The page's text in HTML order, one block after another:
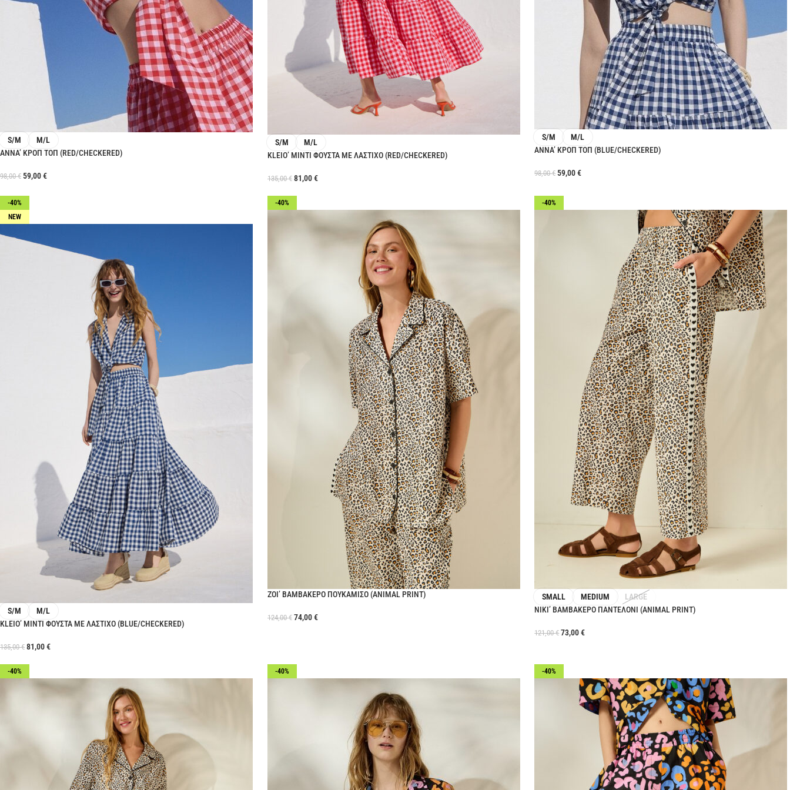
S/M
M/L
ANNA’ ΚΡΟΠ ΤΟΠ (RED/CHECKERED)
98,00€ 59,00€
S/M
M/L
KLEIO’ ΜΙΝΤΙ ΦΟΥΣΤΑ ΜΕ ΛΑΣΤΙΧΟ (RED/CHECKERED)
135,00€ 81,00€
S/M
M/L
ANNA’ ΚΡΟΠ ΤΟΠ (BLUE/CHECKERED)
98,00€ 59,00€
-40%
NEW
S/M
M/L
KLEIO’ ΜΙΝΤΙ ΦΟΥΣΤΑ ΜΕ ΛΑΣΤΙΧΟ (BLUE/CHECKERED)
135,00€ 81,00€
-40%
ZOI’ ΒΑΜΒΑΚΕΡΟ ΠΟΥΚΑΜΙΣΟ (ANIMAL PRINT)
124,00€ 74,00€
-40%
SMALL MEDIUM
LARGE
NIKI’ ΒΑΜΒΑΚΕΡΟ ΠΑΝΤΕΛΟΝΙ (ANIMAL PRINT)
121,00€ 73,00€
-40% -40% -40%